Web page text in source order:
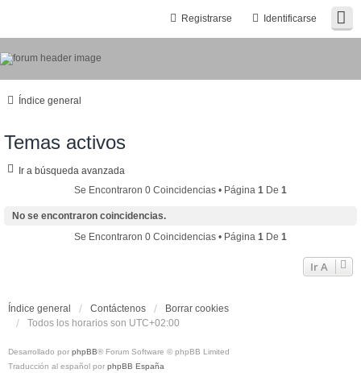
Identificarse
Registrarse
Índice general
Temas activos
Ir a búsqueda avanzada
Se Encontraron 0 Coincidencias • Página 1 De 1
No se encontraron coincidencias.
Se Encontraron 0 Coincidencias • Página 1 De 1
Ir A
Índice general Contáctenos
Borrar cookies
Todos los horarios son UTC+02:00
Desarrollado por phpBB® Forum Software © phpBB Limited
Traducción al español por phpBB España